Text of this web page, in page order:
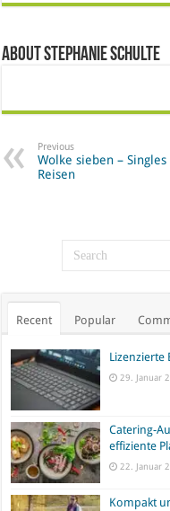
About Stephanie Schulte
Previous
Wolke sieben – Singles
Reisen
Recent Popular
Lizenzierte
29. Januar
Catering-
effiziente
22. Januar
Kompakt